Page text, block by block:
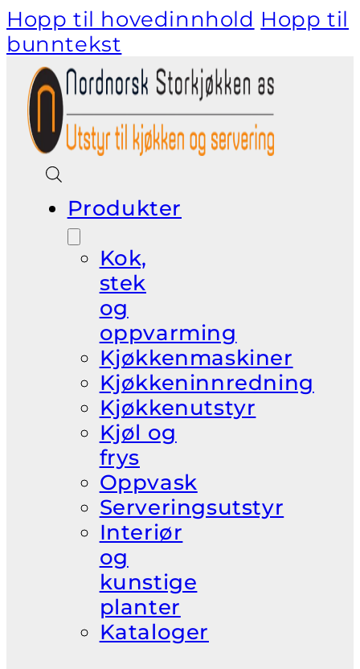
Hopp til hovedinnhold Hopp til
bunntekst
Produkter
Kok,
stek
og
oppvarming
Kjøkkenmaskiner
Kjøkkeninnredning
Kjøkkenutstyr
Kjøl og
frys
Oppvask
Serveringsutstyr
Interiør
og
kunstige
planter
Kataloger